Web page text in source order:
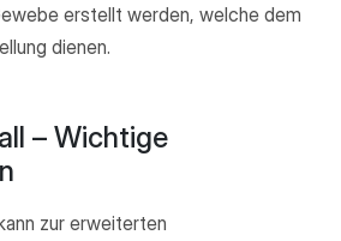
erstellt werden, welche dem
dienen.
– Wichtige
zur erweiterten